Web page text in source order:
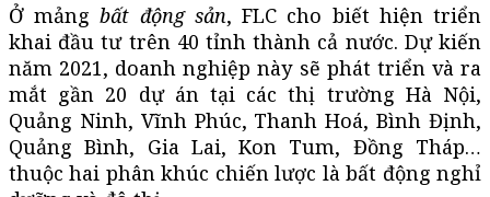
Ở mảngbất động sản, FLC cho biết hiện triển
khai đầu tư trên 40 tỉnh thành cả nước. Dự kiến
năm 2021, doanh nghiệp này sẽ phát triển và ra
mắt gần 20 dự án tại các thị trường Hà Nội,
Quảng Ninh, Vĩnh Phúc, Thanh Hoá, Bình Định,
Quảng Bình, Gia Lai, Kon Tum, Đồng Tháp…
thuộc hai phân khúc chiến lược là bất động nghỉ